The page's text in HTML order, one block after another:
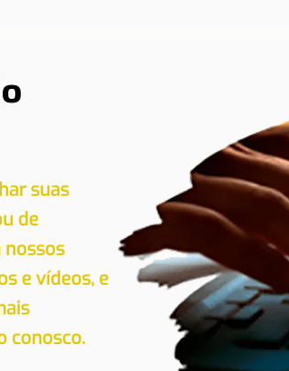
suas
de
nossos
e vídeos, e
conosco.